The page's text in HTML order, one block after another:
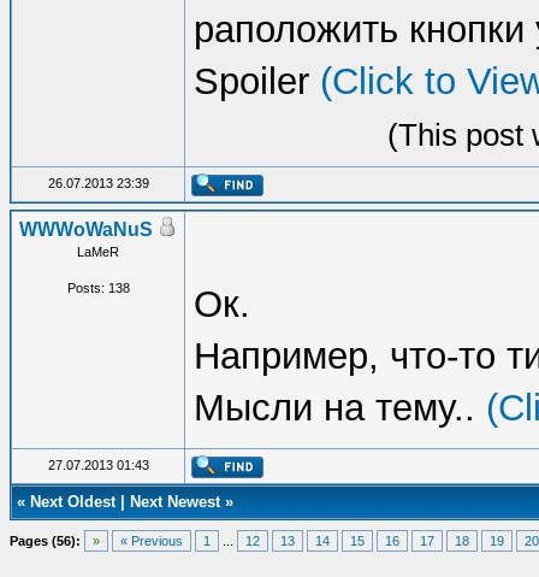
раположить
Spoiler (Click to
(This post
26.07.2013 23:39
WWWoWaNuS
LaMeR
Posts: 138
Ок.
Например, что-то
Мысли на тему..
27.07.2013 01:43
« Next Oldest| Next Newest»
Pages (56): » « Previous 1 12 13 14 15 16 17 18 19 20